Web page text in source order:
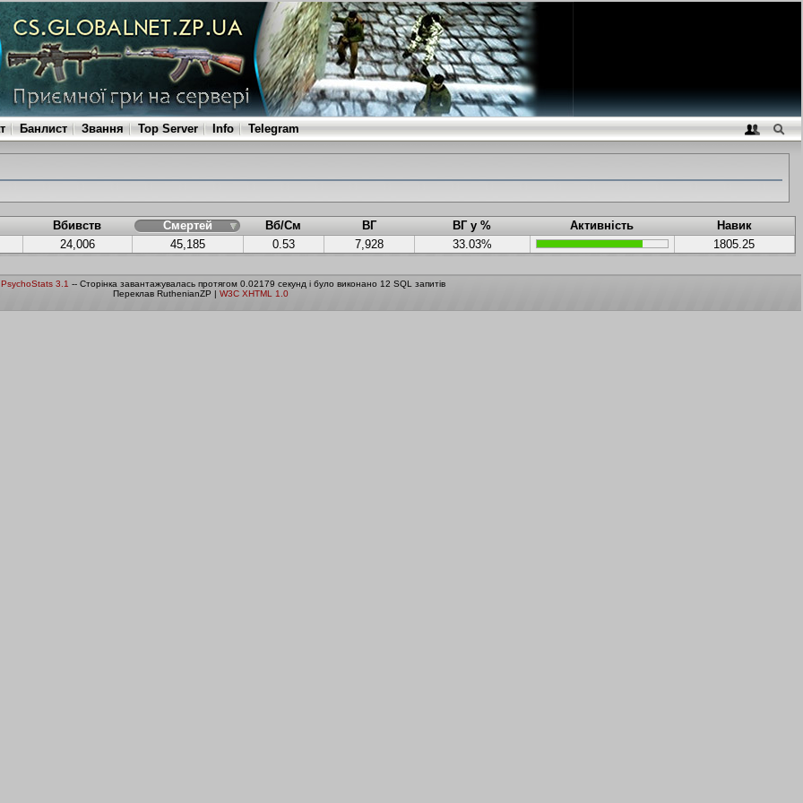
Банлист Звання Top Server Info Telegram
Вбивств Смертей Вб/См ВГ ВГ у % Активність
Навик
24,006
45,185 0.53 7,928 33.03% 1805.25
PsychoStats 3.1 -- Сторінка завантажувалась протягом 0.02179 секунд і було виконано 12 SQL запитів
Переклав RuthenianZP | W3C XHTML 1.0